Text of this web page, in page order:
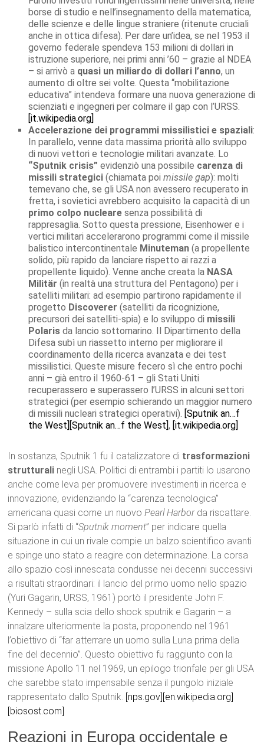
borse di studio e nell’insegnamento della matematica,
delle scienze e delle lingue straniere (ritenute cruciali
anche in ottica difesa). Per dare un’idea, se nel 1953 il
governo federale spendeva 153 milioni di dollari in
istruzione superiore, nei primi anni ’60 – grazie al NDEA
– si arrivò a quasi un miliardo di dollari l’anno, un
aumento di oltre sei volte. Questa “mobilitazione
educativa” intendeva formare una nuova generazione di
scienziati e ingegneri per colmare il gap con l’URSS.
[it.wikipedia.org]
Accelerazione dei programmi missilistici e spaziali:
In parallelo, venne data massima priorità allo sviluppo
di nuovi vettori e tecnologie militari avanzate. Lo
“Sputnik crisis” evidenziò una possibile carenza di
missili strategici (chiamata poimissile gap): molti
temevano che, se gli USA non avessero recuperato in
fretta, i sovietici avrebbero acquisito la capacità di un
primo colpo nucleare senza possibilità di
rappresaglia. Sotto questa pressione, Eisenhower e i
vertici militari accelerarono programmi come il missile
balistico intercontinentale Minuteman (a propellente
solido, più rapido da lanciare rispetto ai razzi a
propellente liquido). Venne anche creata la NASA
Militär (in realtà una struttura del Pentagono) per i
satelliti militari: ad esempio partirono rapidamente il
progetto Discoverer (satelliti da ricognizione,
precursori dei satelliti-spia) e lo sviluppo di missili
Polaris da lancio sottomarino. Il Dipartimento della
Difesa subì un riassetto interno per migliorare il
coordinamento della ricerca avanzata e dei test
missilistici. Queste misure fecero sì che entro pochi
anni – già entro il 1960-61 – gli Stati Uniti
recuperassero e superassero l’URSS in alcuni settori
strategici (per esempio schierando un maggior numero
di missili nucleari strategici operativi). [Sputnik an…f
the West] [Sputnik an…f the West], [it.wikipedia.org]
In sostanza, Sputnik 1 fu il catalizzatore di trasformazioni
strutturali negli USA. Politici di entrambi i partiti lo usarono
anche come leva per promuovere investimenti in ricerca e
innovazione, evidenziando la “carenza tecnologica”
americana quasi come un nuovoPearl Harborda riscattare.
Si parlò infatti di “Sputnik moment” per indicare quella
situazione in cui un rivale compie un balzo scientifico avanti
e spinge uno stato a reagire con determinazione. La corsa
allo spazio così innescata condusse nei decenni successivi
a risultati straordinari: il lancio del primo uomo nello spazio
(Yuri Gagarin, URSS, 1961) portò il presidente John F.
Kennedy – sulla scia dello shock sputnik e Gagarin – a
innalzare ulteriormente la posta, proponendo nel 1961
l’obiettivo di “far atterrare un uomo sulla Luna prima della
fine del decennio”. Questo obiettivo fu raggiunto con la
missione Apollo 11 nel 1969, un epilogo trionfale per gli USA
che sarebbe stato impensabile senza il pungolo iniziale
rappresentato dallo Sputnik. [nps.gov] [en.wikipedia.org]
[biosost.com]
Reazioni in Europa occidentale e